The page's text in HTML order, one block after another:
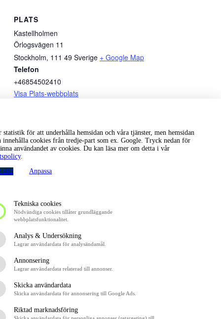
PLATS
Kastellholmen
Örlogsvägen 11
Stockholm, 111 49 Sverige + Google Map
Telefon
+46854502410
Visa Plats-webbplats
Är du intresserad av att veta mer? Mejla oss
påforeningen@briggentrekronor.se
Föreningen Briggen Tre Kronor
foreningen@briggentrekronor.se
08-545 024 10
Kolskjulet Örlogsvägen 11
111 49 Stockholm
Startsida
Föreningen
statistik för att underhålla hemsidan och våra tjänster, men hemsidan
innehålla cookies från tredje-part som ex. Google. Tryck nedan för
användandet av cookies. Du kan läsa mer om detta i vår
.
alla
Anpassa
Tekniska cookies
Nödvändiga cookies tillåter grundläggande
webbplatsfunktionalitet.
Analys & Undersökning
Lagrar användardata för analysändamål.
Annonsering
Lagrar användardata relaterad till annonser.
Skicka användardata
Skicka användardata för annonsering till Google Ads.
Riktad marknadsföring